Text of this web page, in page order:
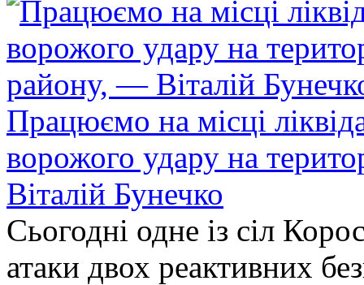
Працюємо на місці
ворожого удару на
Віталій Бунечко
Сьогодні одне із сіл
атаки двох реактивних